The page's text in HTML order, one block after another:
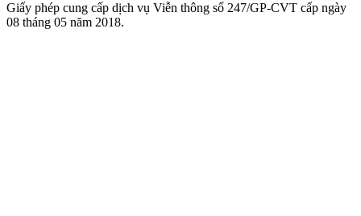
Giấy phép cung cấp dịch vụ Viễn thông số 247/GP-CVT cấp ngày
08 tháng 05 năm 2018.